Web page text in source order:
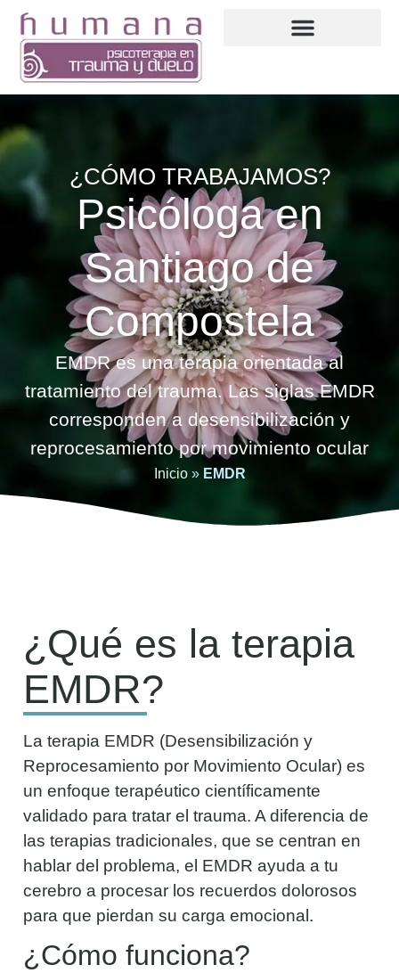
¿CÓMO TRABAJAMOS?
Psicóloga en
Santiago de
Compostela
EMDR es una terapia orientada al
tratamiento del trauma. Las siglas EMDR
corresponden a desensibilización y
reprocesamiento por movimiento ocular
Inicio» EMDR
¿Qué es la terapia
EMDR?
La terapia EMDR (Desensibilización y
Reprocesamiento por Movimiento Ocular) es
un enfoque terapéutico científicamente
validado para tratar el trauma. A diferencia de
las terapias tradicionales, que se centran en
hablar del problema, el EMDR ayuda a tu
cerebro a procesar los recuerdos dolorosos
para que pierdan su carga emocional.
¿Cómo funciona?